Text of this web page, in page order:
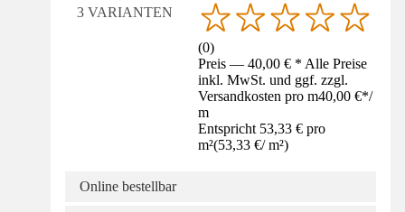
3 VARIANTEN
(0)
Preis — 40,00 € * Alle Preise
inkl. MwSt. und ggf. zzgl.
Versandkosten pro m40,00 €*/
m
Entspricht 53,33 € pro
m²(53,33 €/ m²)
Online bestellbar